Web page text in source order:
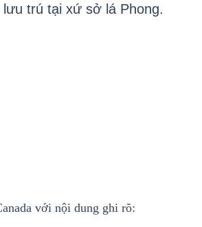
trú tại xứ sở lá Phong.
với nội dung ghi rõ: